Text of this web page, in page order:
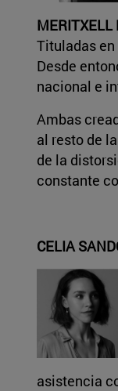
MERITXELL
Tituladas en
Desde
nacional e
Ambas
al resto de
de la
constante
CELIA
asistencia